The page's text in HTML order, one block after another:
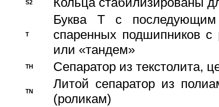
S2
T
Буква T с
спаренных подшипников
или «тандем»
TH Сепаратор из текстолита,
TN
Литой сепаратор из
(роликам)